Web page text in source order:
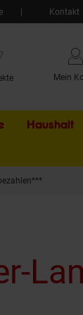
Kontakt
Mein
Haushalt